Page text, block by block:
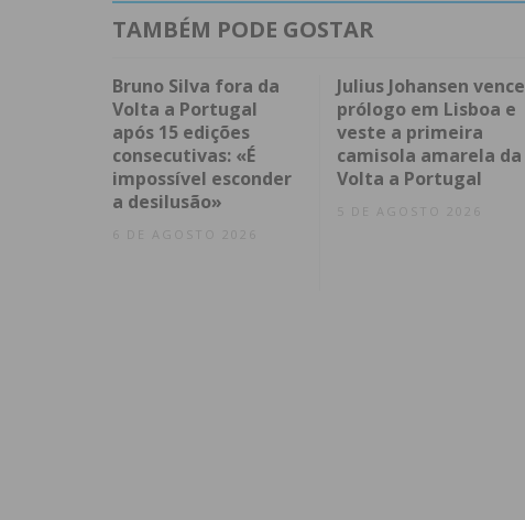
TAMBÉM PODE GOSTAR
Bruno Silva fora da
Volta a Portugal
após 15 edições
consecutivas: «É
impossível esconder
a desilusão»
6 DE AGOSTO 2026
Julius Johansen vence
prólogo em Lisboa e
veste a primeira
camisola amarela da
Volta a Portugal
5 DE AGOSTO 2026